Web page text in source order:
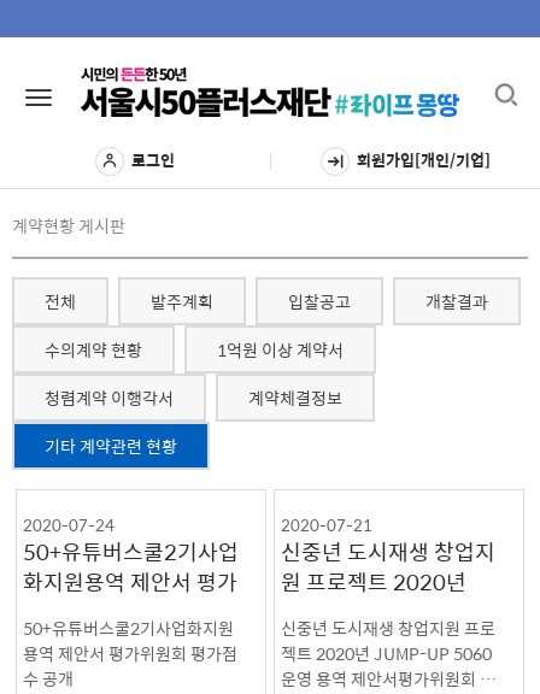
Toggle
navigation
로그인 회원가입[개인/기업]
계약현황 게시판
전체 발주계획 입찰공고
개찰결과
수의계약 현황
1억원 이상 계약서
청렴계약 이행각서
계약체결정보
기타 계약관련 현황
2020-07-24
50+유튜버스쿨2기사업
화지원용역 제안서 평가
50+유튜버스쿨2기사업화지원
용역 제안서 평가위원회 평가점
수 공개
2020-07-21
신중년 도시재생 창업지
원 프로젝트 2020년
용역 제안서평가위원회
평가점수 공개
신중년 도시재생 창업지원 프로
젝트 2020년 JUMP-UP 5060
운영 용역 제안서평가위원회 평